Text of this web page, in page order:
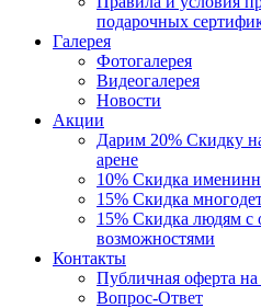
подарочных
Галерея
Фотогалерея
Видеогалерея
Новости
Акции
Дарим 20% Скидку
арене
10% Скидка
15% Скидка
15% Скидка людям с
возможностями
Контакты
Публичная оферта на
Вопрос-Ответ